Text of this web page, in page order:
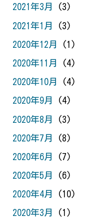
2021年3月 (3)
2021年1月 (3)
2020年12月 (1)
2020年11月 (4)
2020年10月 (4)
2020年9月 (4)
2020年8月 (3)
2020年7月 (8)
2020年6月 (7)
2020年5月 (6)
2020年4月 (10)
2020年3月 (1)